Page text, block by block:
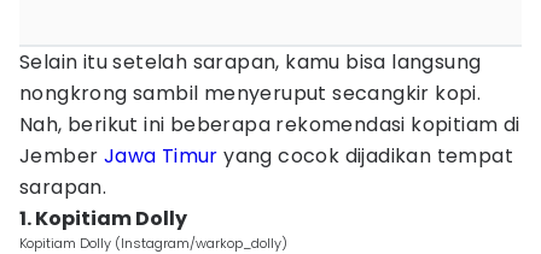
Selain itu setelah sarapan, kamu bisa langsung
nongkrong sambil menyeruput secangkir kopi.
Nah, berikut ini beberapa rekomendasi kopitiam di
Jember Jawa Timur yang cocok dijadikan tempat
sarapan.
1. Kopitiam Dolly
Kopitiam Dolly (Instagram/warkop_dolly)